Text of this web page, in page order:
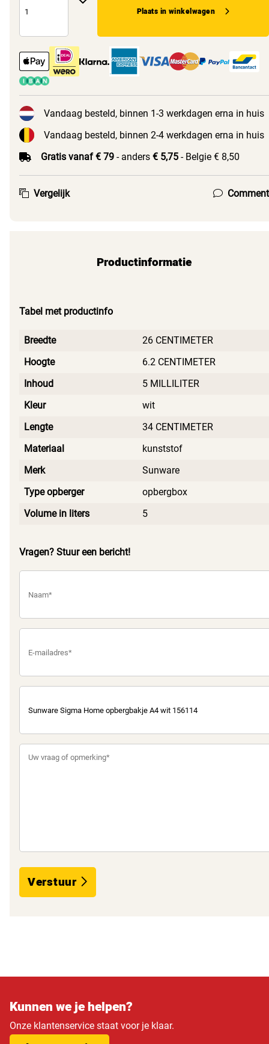
Plaats in winkelwagen
Vandaag besteld, binnen 1-3 werkdagen erna in huis
Vandaag besteld, binnen 2-4 werkdagen erna in huis
Gratis vanaf € 79 - anders € 5,75 - Belgie € 8,50
Vergelijk Comment
Productinformatie
Tabel met productinfo
Breedte
26 CENTIMETER
Hoogte
6.2 CENTIMETER
Inhoud
5 MILLILITER
Kleur
wit
Lengte
34 CENTIMETER
Materiaal
kunststof
Merk
Sunware
Type opberger
opbergbox
Volume in liters
5
Vragen? Stuur een bericht!
Verstuur
Kunnen we je helpen?
Onze klantenservice staat voor je klaar.